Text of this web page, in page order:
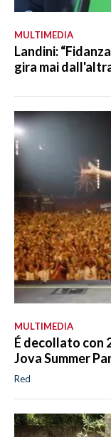
MULTIMEDIA
Landini:
gira mai
MULTIMEDIA
É decollato con
Jova Summer
Red